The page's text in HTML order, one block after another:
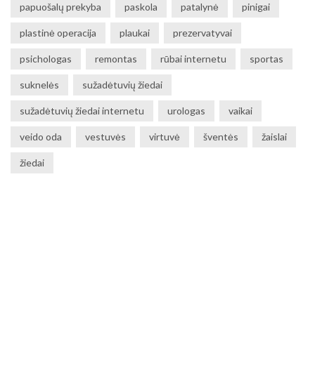
papuošalų prekyba paskola patalynė pinigai
plastinė operacija plaukai prezervatyvai
psichologas remontas rūbai internetu sportas
suknelės sužadėtuvių žiedai
sužadėtuvių žiedai internetu urologas vaikai
veido oda vestuvės virtuvė šventės žaislai
žiedai